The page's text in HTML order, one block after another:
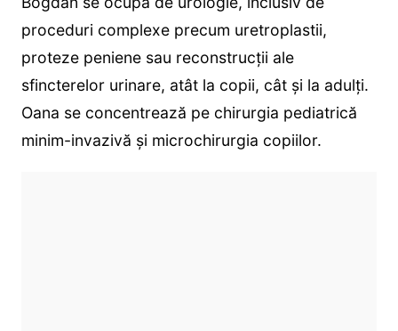
proceduri complexe precum uretroplastii,
proteze peniene sau reconstrucții ale
sfincterelor urinare, atât la copii, cât și la adulți.
Oana se concentrează pe chirurgia pediatrică
minim-invazivă și microchirurgia copiilor.